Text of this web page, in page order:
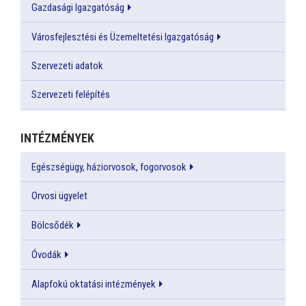
Gazdasági Igazgatóság
Városfejlesztési és Üzemeltetési Igazgatóság
Szervezeti adatok
Szervezeti felépítés
INTÉZMÉNYEK
Egészségügy, háziorvosok, fogorvosok
Orvosi ügyelet
Bölcsődék
Óvodák
Alapfokú oktatási intézmények